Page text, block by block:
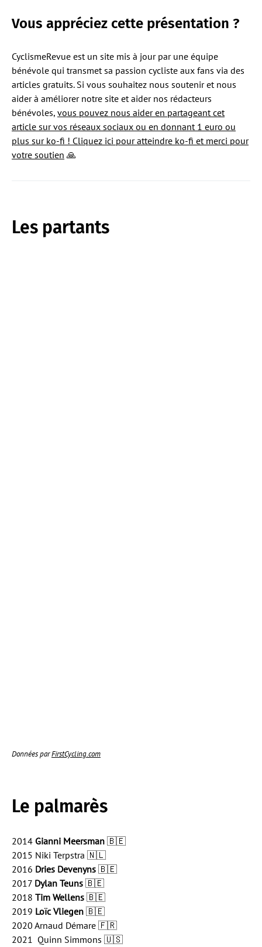
Vous appréciez cette présentation ?
CyclismeRevue est un site mis à jour par une équipe
bénévole qui transmet sa passion cycliste aux fans via des
articles gratuits. Si vous souhaitez nous soutenir et nous
aider à améliorer notre site et aider nos rédacteurs
bénévoles, vous pouvez nous aider en partageant cet
article sur vos réseaux sociaux ou en donnant 1 euro ou
plus sur ko-fi ! Cliquez ici pour atteindre ko-fi et merci pour
votre soutien 🙏
Les partants
Données parFirstCycling.com
Le palmarès
2014 Gianni Meersman 🇧🇪
2015 Niki Terpstra 🇳🇱
2016 Dries Devenyns 🇧🇪
2017 Dylan Teuns 🇧🇪
2018 Tim Wellens 🇧🇪
2019 Loïc Vliegen 🇧🇪
2020 Arnaud Démare 🇫🇷
2021 Quinn Simmons 🇺🇸